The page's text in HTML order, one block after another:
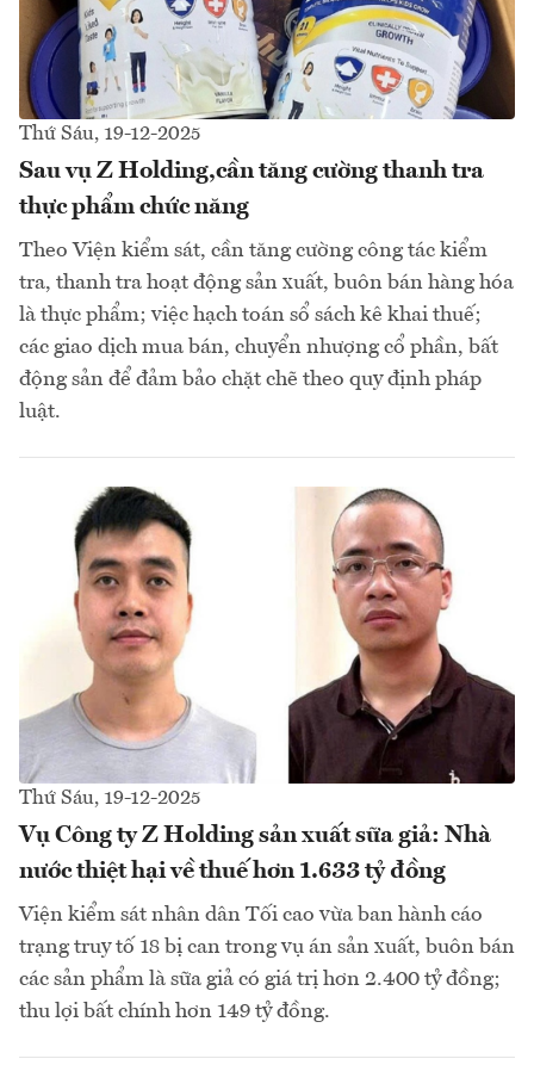
Thứ Sáu, 19-12-2025
Sau vụ Z Holding,cần tăng cường thanh tra
thực phẩm chức năng
Theo Viện kiểm sát, cần tăng cường công tác kiểm
tra, thanh tra hoạt động sản xuất, buôn bán hàng hóa
là thực phẩm; việc hạch toán sổ sách kê khai thuế;
các giao dịch mua bán, chuyển nhượng cổ phần, bất
động sản để đảm bảo chặt chẽ theo quy định pháp
luật.
Thứ Sáu, 19-12-2025
Vụ Công ty Z Holding sản xuất sữa giả: Nhà
nước thiệt hại về thuế hơn 1.633 tỷ đồng
Viện kiểm sát nhân dân Tối cao vừa ban hành cáo
trạng truy tố 18 bị can trong vụ án sản xuất, buôn bán
các sản phẩm là sữa giả có giá trị hơn 2.400 tỷ đồng;
thu lợi bất chính hơn 149 tỷ đồng.